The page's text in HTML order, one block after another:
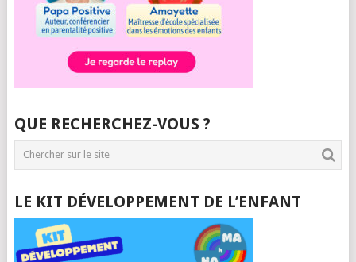
QUE RECHERCHEZ-VOUS ?
LE KIT DÉVELOPPEMENT DE L’ENFANT